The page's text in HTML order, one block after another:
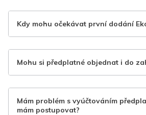
Kdy mohu očekávat první dodání
Mohu si předplatné objednat i do
Mám problém s vyúčtováním
mám postupovat?